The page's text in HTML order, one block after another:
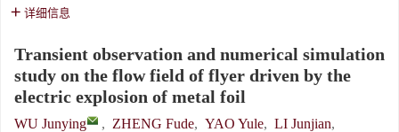
详细信息
Transient observation and numerical simulation
study on the flow field of flyer driven by the
electric explosion of metal foil
WU Junying , ZHENG Fude, YAO Yule, LI Junjian,